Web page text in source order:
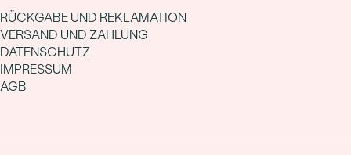
RÜCKGABE UND REKLAMATION
VERSAND UND ZAHLUNG
DATENSCHUTZ
IMPRESSUM
AGB